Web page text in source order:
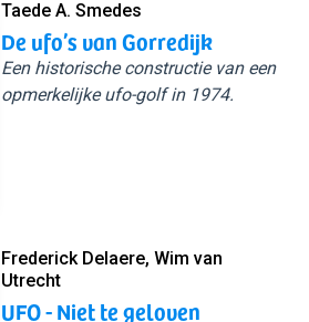
Taede A. Smedes
De ufo’s van Gorredijk
Een historische constructie van een
opmerkelijke ufo-golf in 1974.
Frederick Delaere, Wim van
Utrecht
UFO - Niet te geloven